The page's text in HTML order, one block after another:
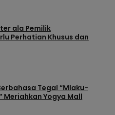
ala Pemilik
Perhatian Khusus dan
Tegal “Mlaku-
Meriahkan Yogya Mall